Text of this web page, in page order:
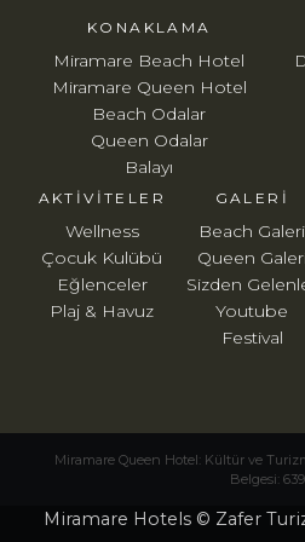
KONAKLAMA
Miramare Beach Hotel
Miramare Queen Hotel
Beach Odalar
Queen Odalar
Balayı
AKTIVITELER
Wellness
Çocuk Kulübü
Eğlenceler
Plaj & Havuz
GALERI
Beach Galeri
Queen
Sizden
Youtube
Festival
Miramare Queen Hotel: Kültür ve
Belgesi:
Miramare Hotels © Zafer